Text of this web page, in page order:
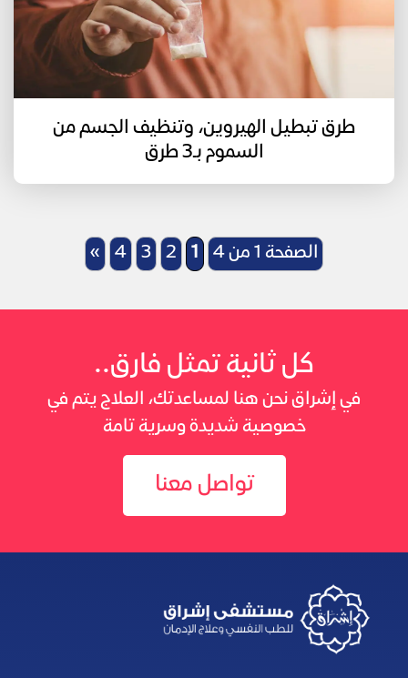
طرق تبطيل الهيروين، وتنظيف الجسم من
السموم بـ3 طرق
الصفحة 1 من 4 1
2
3
4
»
كل ثانية تمثل فارق..
في إشراق نحن هنا لمساعدتك، العلاج يتم في
خصوصية شديدة وسرية تامة
تواصل معنا